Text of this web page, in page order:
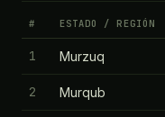
# ESTADO / REGIÓN
1 Murzuq
2 Murqub